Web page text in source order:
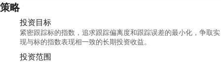
策略
投资目标
紧密跟踪标的指数，追求跟踪偏离度和跟踪误差的最小化，争取实
现与标的指数表现相一致的长期投资收益。
投资范围